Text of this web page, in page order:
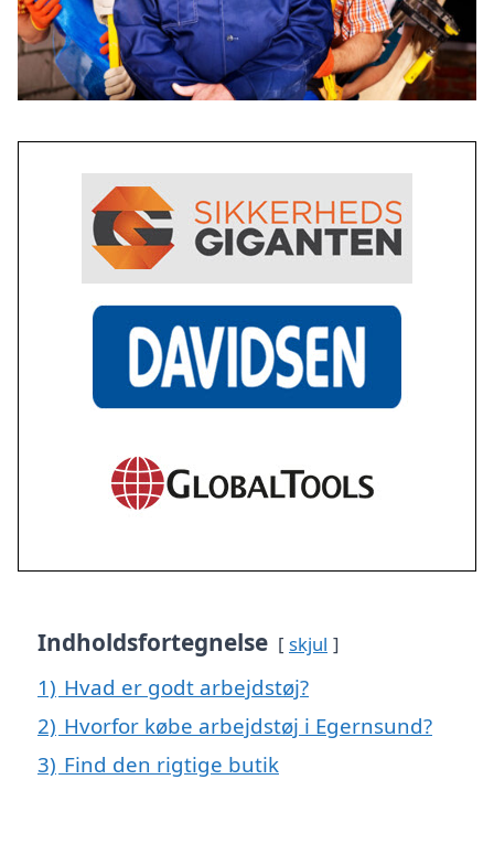
Indholdsfortegnelse skjul
1) Hvad er godt arbejdstøj?
2) Hvorfor købe arbejdstøj i Egernsund?
3) Find den rigtige butik